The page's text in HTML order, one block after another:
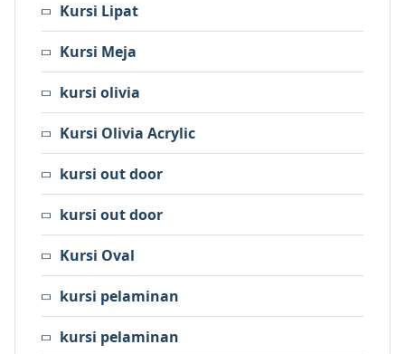
Kursi Lipat
Kursi Meja
kursi olivia
Kursi Olivia Acrylic
kursi out door
kursi out door
Kursi Oval
kursi pelaminan
kursi pelaminan